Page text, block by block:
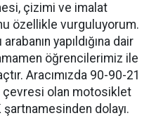
çizimi ve imalat
özellikle vurguluyorum.
yapıldığına dair
öğrencilerimiz ile
Aracımızda 90-90-21
çevresi olan motosiklet
dolayı.